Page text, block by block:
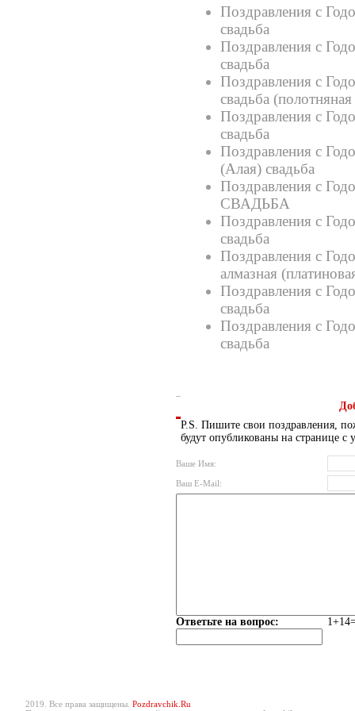
Поздравления с
свадьба
Поздравления с
свадьба
Поздравления с
свадьба
Поздравления с
свадьба
Поздравления с
(Алая) свадьба
Поздравления с
СВАДЬБА
Поздравления с
свадьба
Поздравления с
алмазная
Поздравления с
свадьба
Поздравления с
свадьба
P.S. Пишите свои поздравления,
будут опубликованы на странице с
Ваше Имя:
Ваш E-Mail:
Ответьте на вопрос:
2019. Все права защищены. Pozdravchik.Ru